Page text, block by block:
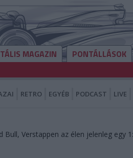
MAGAZIN PONTÁLLÁSOK
RETRO EGYÉB PODCAST LIVE
Verstappen az élen jelenleg egy